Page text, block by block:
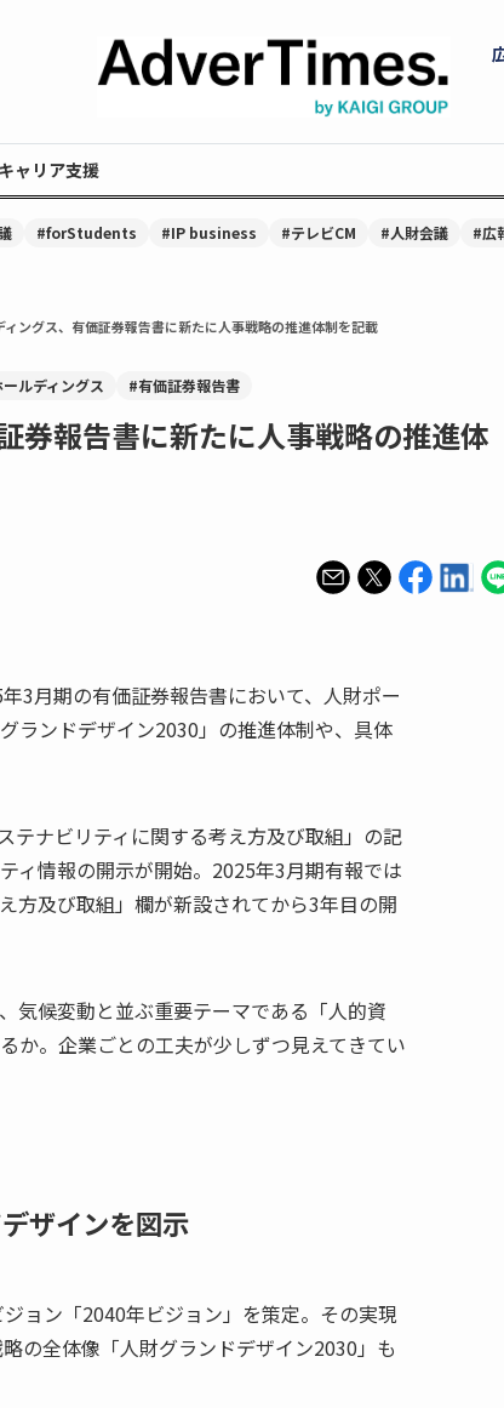
キャリア支援
#forStudents #IP business #テレビCM #人財会議 #広
ィングス、有価証券報告書に新たに人事戦略の推進体制を記載
ルディングス #有価証券報告書
券報告書に新たに人事戦略の推進体
3月期の有価証券報告書において、人財ポー
ランドデザイン2030」の推進体制や、具体
テナビリティに関する考え方及び取組」の記
ィ情報の開示が開始。2025年3月期有報では
方及び取組」欄が新設されてから3年目の開
気候変動と並ぶ重要テーマである「人的資
か。企業ごとの工夫が少しずつ見えてきてい
ザインを図示
ョン「2040年ビジョン」を策定。その実現
の全体像「人財グランドデザイン2030」も